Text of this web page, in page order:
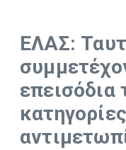
ΕΛΑΣ:
επεισόδια